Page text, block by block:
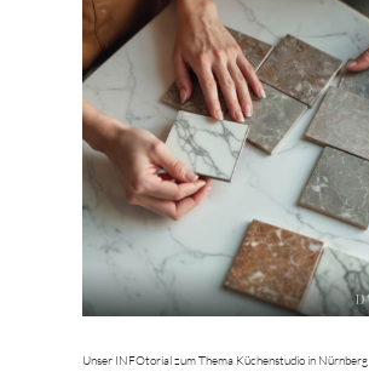
Unser INFOtorial zum Thema Küchenstudio in Nürnberg